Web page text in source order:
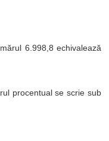
6.998,8 echivalează
procentual se scrie sub